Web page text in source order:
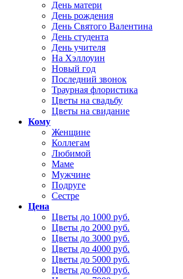
День матери
День рождения
День Святого Валентина
День студента
День учителя
На Хэллоуин
Новый год
Последний звонок
Траурная флористика
Цветы на свадьбу
Цветы на свидание
Кому
Женщине
Коллегам
Любимой
Маме
Мужчине
Подруге
Сестре
Цена
Цветы до 1000 руб.
Цветы до 2000 руб.
Цветы до 3000 руб.
Цветы до 4000 руб.
Цветы до 5000 руб.
Цветы до 6000 руб.